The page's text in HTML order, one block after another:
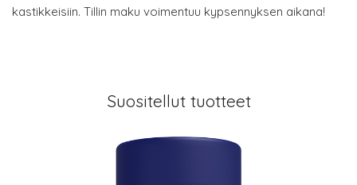
kastikkeisiin. Tillin maku voimentuu kypsennyksen aikana!
Suositellut tuotteet